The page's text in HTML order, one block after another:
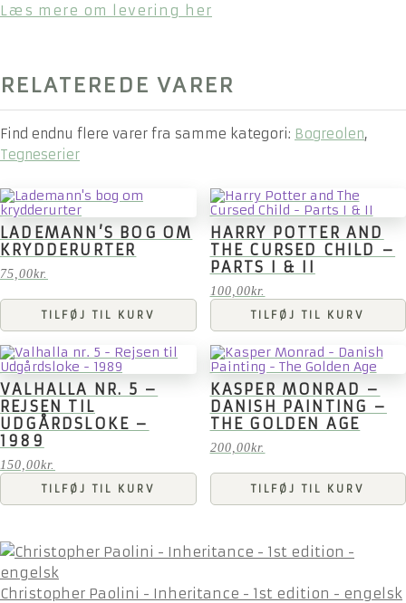
Læs mere om levering her
RELATEREDE VARER
Find endnu flere varer fra samme kategori: Bogreolen,
Tegneserier
LADEMANN’S BOG OM
KRYDDERURTER
75,00kr.
TILFØJ TIL KURV
HARRY POTTER AND
THE CURSED CHILD –
PARTS I & II
100,00kr.
TILFØJ TIL KURV
VALHALLA NR. 5 –
REJSEN TIL
UDGÅRDSLOKE –
1989
150,00kr.
TILFØJ TIL KURV
KASPER MONRAD –
DANISH PAINTING –
THE GOLDEN AGE
200,00kr.
TILFØJ TIL KURV
Christopher Paolini - Inheritance - 1st edition - engelsk